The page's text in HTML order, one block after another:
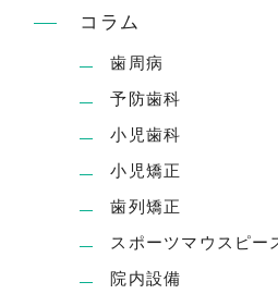
コラム
歯周病
予防歯科
小児歯科
小児矯正
歯列矯正
スポーツマウスピー
院内設備